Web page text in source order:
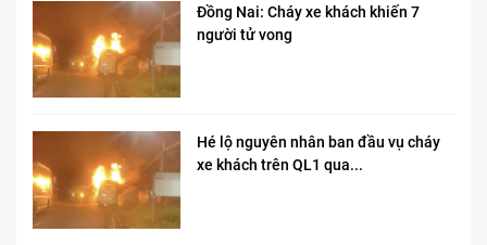
Đồng Nai: Cháy xe khách khiến 7
người tử vong​
Hé lộ nguyên nhân ban đầu vụ cháy
xe khách trên QL1 qua...